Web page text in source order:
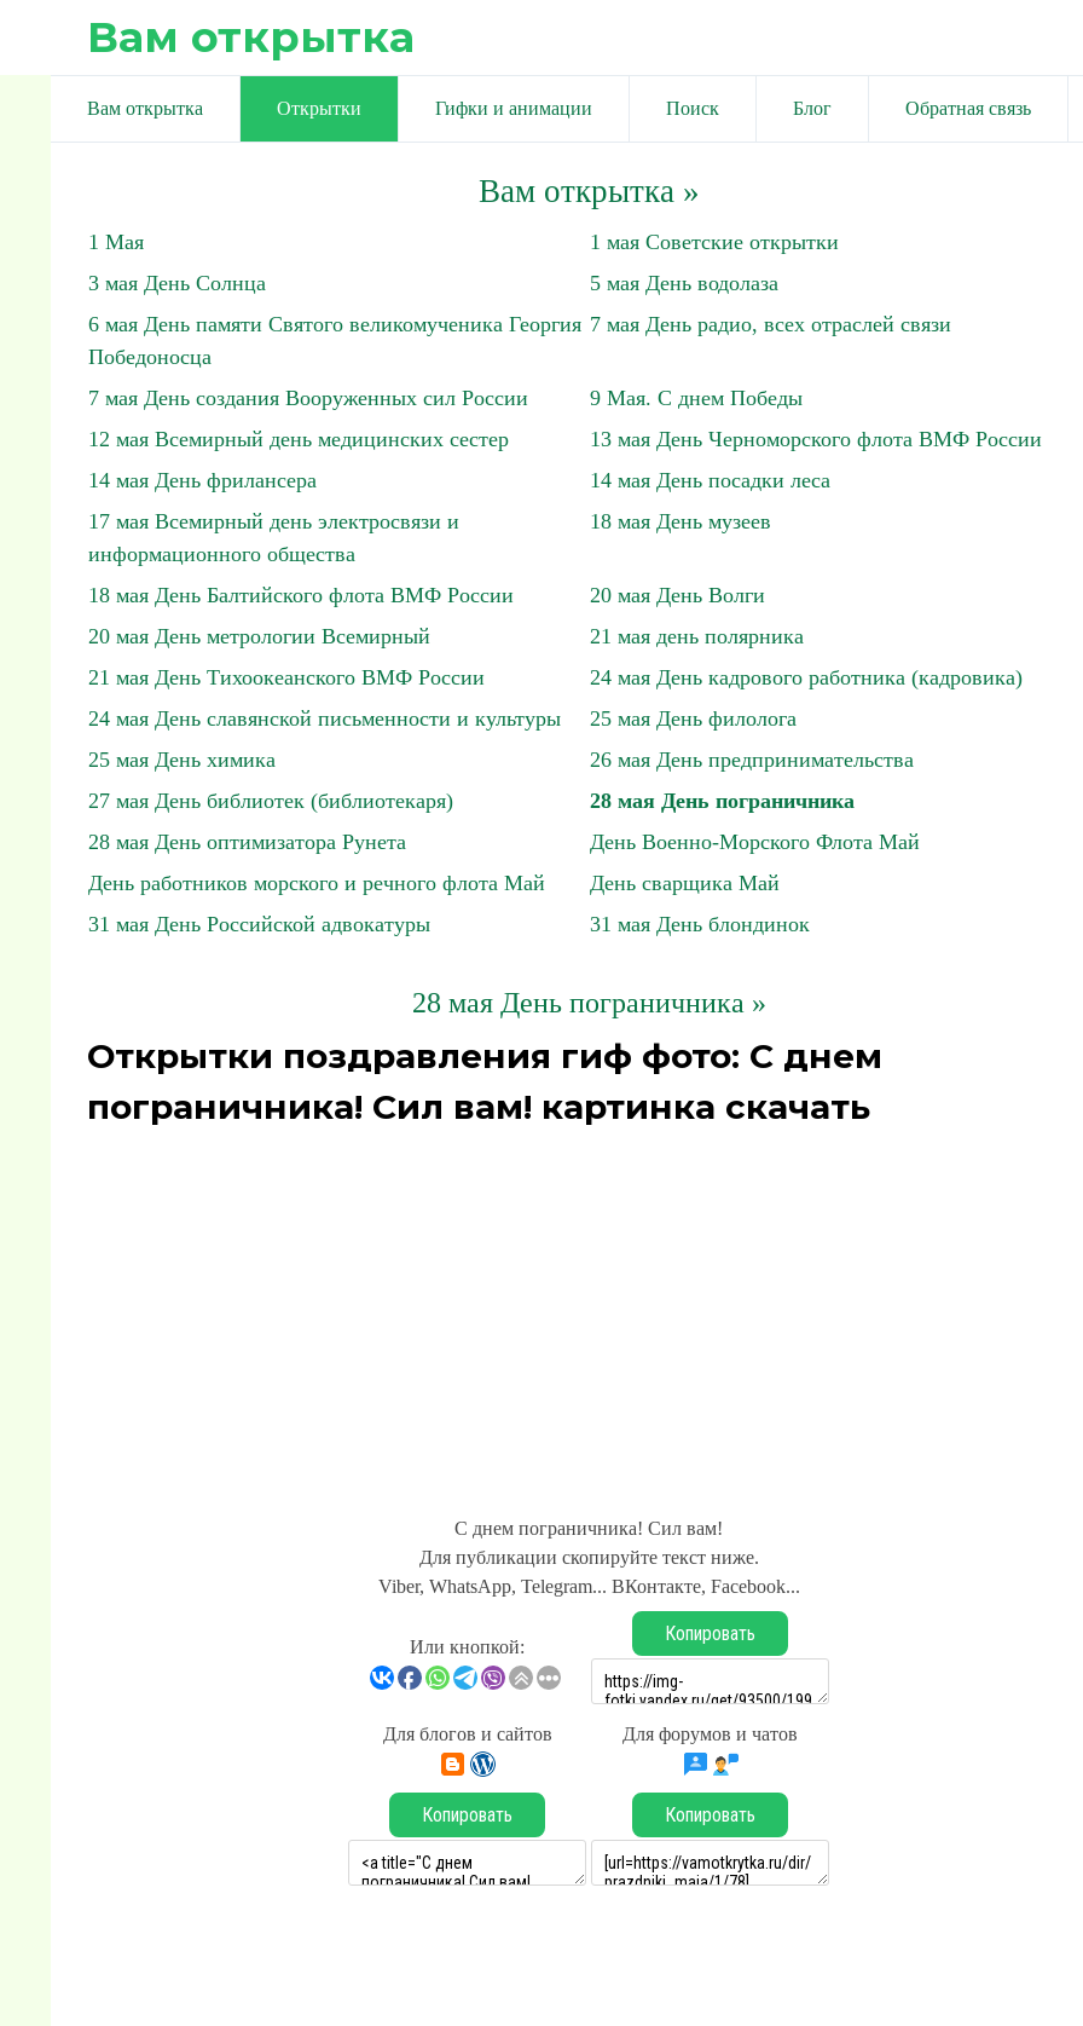
Вам открытка
Вам открытка Открытки Гифки и анимации Поиск Блог Обратная связь
Вам открытка»
1 Мая
1 мая Советские открытки
3 мая День Солнца
5 мая День водолаза
6 мая День памяти Святого великомученика Георгия
Победоносца
7 мая День радио, всех отраслей связи
7 мая День создания Вооруженных сил России
9 Мая. С днем Победы
12 мая Всемирный день медицинских сестер
13 мая День Черноморского флота ВМФ России
14 мая День фрилансера
14 мая День посадки леса
17 мая Всемирный день электросвязи и
информационного общества
18 мая День музеев
18 мая День Балтийского флота ВМФ России
20 мая День Волги
20 мая День метрологии Всемирный
21 мая день полярника
21 мая День Тихоокеанского ВМФ России
24 мая День кадрового работника (кадровика)
24 мая День славянской письменности и культуры
25 мая День филолога
25 мая День химика
26 мая День предпринимательства
27 мая День библиотек (библиотекаря)
28 мая День пограничника
28 мая День оптимизатора Рунета
День Военно-Морского Флота Май
День работников морского и речного флота Май
День сварщика Май
31 мая День Российской адвокатуры
31 мая День блондинок
28 мая День пограничника »
Открытки поздравления гиф фото: С днем
пограничника! Сил вам! картинка скачать
С днем пограничника! Сил вам!
Для публикации скопируйте текст ниже.
Viber, WhatsApp, Telegram... ВКонтакте, Facebook...
Или кнопкой:
Копировать
Для блогов и сайтов Для форумов и чатов
Копировать Копировать